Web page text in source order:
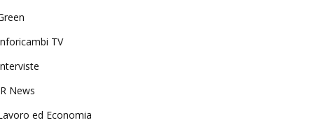
TV
News
ed Economia